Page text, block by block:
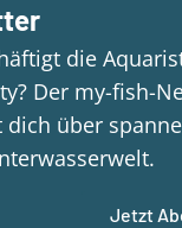
die
Der my-fish-
über
Jetzt